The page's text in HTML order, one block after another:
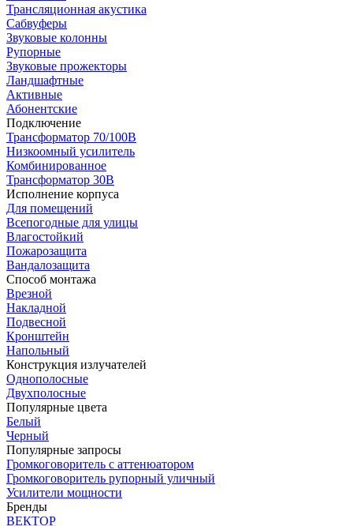
Трансляционная акустика
Сабвуферы
Звуковые колонны
Рупорные
Звуковые прожекторы
Ландшафтные
Активные
Абонентские
Подключение
Трансформатор 70/100В
Низкоомный усилитель
Комбинированное
Трансформатор 30В
Исполнение корпуса
Для помещений
Всепогодные для улицы
Влагостойкий
Пожарозащита
Вандалозащита
Способ монтажа
Врезной
Накладной
Подвесной
Кронштейн
Напольный
Конструкция излучателей
Однополосные
Двухполосные
Популярные цвета
Белый
Черный
Популярные запросы
Громкоговоритель с аттенюатором
Громкоговоритель рупорный уличный
Усилители мощности
Бренды
ВЕКТОР